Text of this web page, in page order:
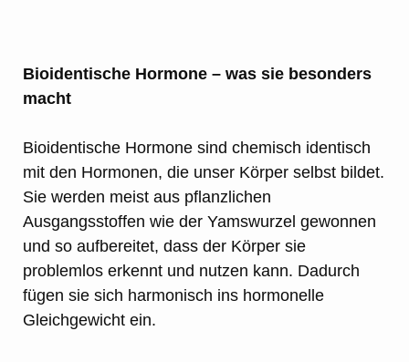
Bioidentische Hormone – was sie besonders
macht
Bioidentische Hormone sind chemisch identisch
mit den Hormonen, die unser Körper selbst bildet.
Sie werden meist aus pflanzlichen
Ausgangsstoffen wie der Yamswurzel gewonnen
und so aufbereitet, dass der Körper sie
problemlos erkennt und nutzen kann. Dadurch
fügen sie sich harmonisch ins hormonelle
Gleichgewicht ein.